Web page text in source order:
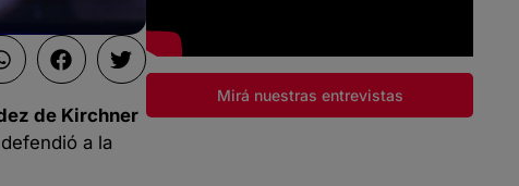
de Kirchner
a la
Mirá nuestras entrevistas